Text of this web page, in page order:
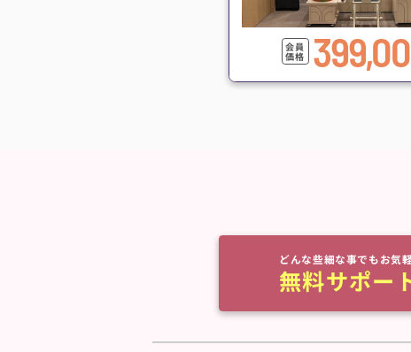
会員
価格
どんな些細な事でもお気
無料サポー